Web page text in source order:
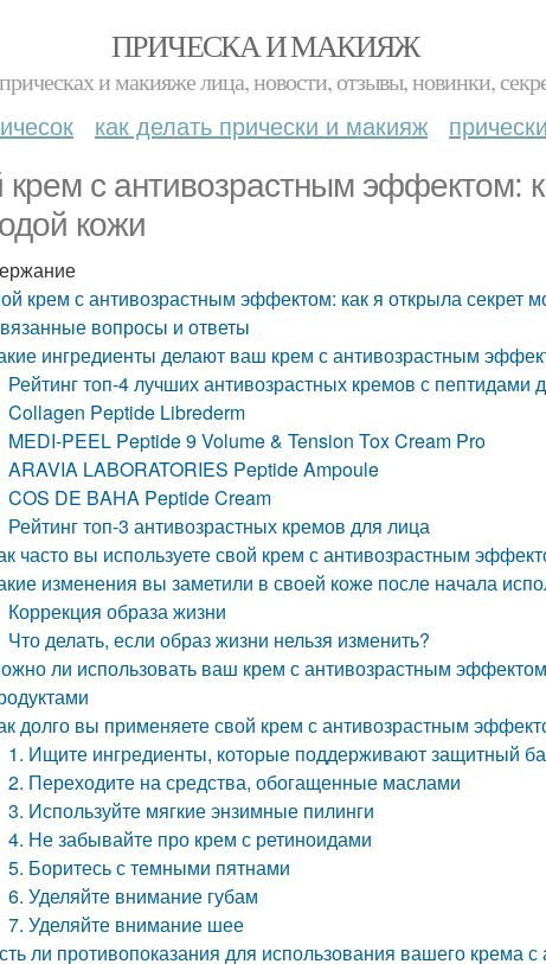
ПРИЧЕСКА И МАКИЯЖ
и макияже лица, новости, отзывы, новинки,
как делать прически и макияж
с антивозрастным эффектом:
кожи
крем с антивозрастным эффектом: как я открыла секрет
вопросы и ответы
ингредиенты делают ваш крем с антивозрастным
Рейтинг топ-4 лучших антивозрастных кремов с пептидами
Collagen Peptide Librederm
MEDI-PEEL Peptide 9 Volume & Tension Tox Cream Pro
ARAVIA LABORATORIES Peptide Ampoule
COS DE BAHA Peptide Cream
Рейтинг топ-3 антивозрастных кремов для лица
часто вы используете свой крем с антивозрастным
изменения вы заметили в своей коже после начала
Коррекция образа жизни
Что делать, если образ жизни нельзя изменить?
ли использовать ваш крем с антивозрастным
долго вы применяете свой крем с антивозрастным
1. Ищите ингредиенты, которые поддерживают защитный
2. Переходите на средства, обогащенные маслами
3. Используйте мягкие энзимные пилинги
4. Не забывайте про крем с ретиноидами
5. Боритесь с темными пятнами
6. Уделяйте внимание губам
7. Уделяйте внимание шее
ли противопоказания для использования вашего крема